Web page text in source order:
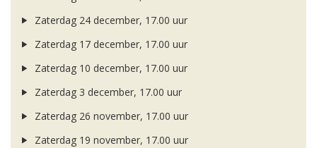
Zaterdag 24 december, 17.00 uur
Zaterdag 17 december, 17.00 uur
Zaterdag 10 december, 17.00 uur
Zaterdag 3 december, 17.00 uur
Zaterdag 26 november, 17.00 uur
Zaterdag 19 november, 17.00 uur